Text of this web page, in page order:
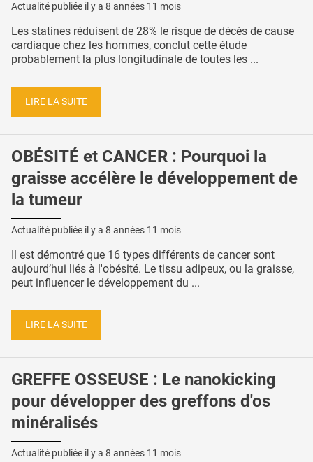
Actualité publiée il y a 8 années 11 mois
Les statines réduisent de 28% le risque de décès de cause
cardiaque chez les hommes, conclut cette étude
probablement la plus longitudinale de toutes les ...
LIRE LA SUITE
OBÉSITÉ et CANCER : Pourquoi la
graisse accélère le développement de
la tumeur
Actualité publiée il y a 8 années 11 mois
Il est démontré que 16 types différents de cancer sont
aujourd’hui liés à l'obésité. Le tissu adipeux, ou la graisse,
peut influencer le développement du ...
LIRE LA SUITE
GREFFE OSSEUSE : Le nanokicking
pour développer des greffons d'os
minéralisés
Actualité publiée il y a 8 années 11 mois